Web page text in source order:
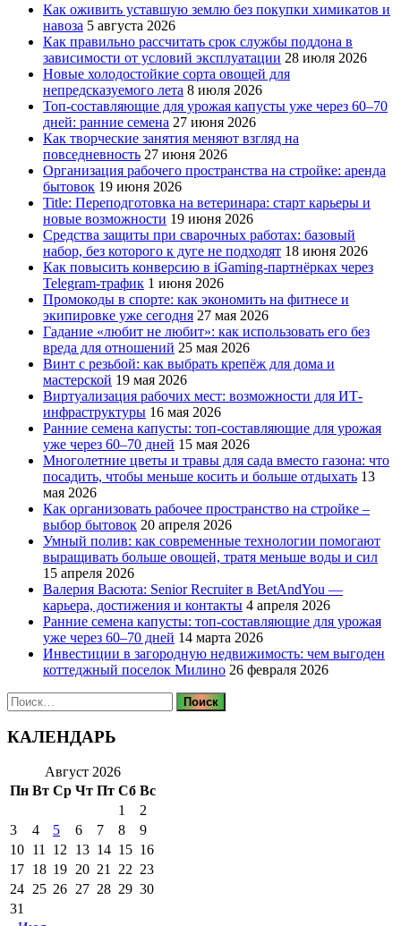
Как оживить уставшую землю без покупки химикатов и
навоза 5 августа 2026
Как правильно рассчитать срок службы поддона в
зависимости от условий эксплуатации 28 июля 2026
Новые холодостойкие сорта овощей для
непредсказуемого лета 8 июля 2026
Топ-составляющие для урожая капусты уже через 60–70
дней: ранние семена 27 июня 2026
Как творческие занятия меняют взгляд на
повседневность 27 июня 2026
Организация рабочего пространства на стройке: аренда
бытовок 19 июня 2026
Title: Переподготовка на ветеринара: старт карьеры и
новые возможности 19 июня 2026
Средства защиты при сварочных работах: базовый
набор, без которого к дуге не подходят 18 июня 2026
Как повысить конверсию в iGaming-партнёрках через
Telegram-трафик 1 июня 2026
Промокоды в спорте: как экономить на фитнесе и
экипировке уже сегодня 27 мая 2026
Гадание «любит не любит»: как использовать его без
вреда для отношений 25 мая 2026
Винт с резьбой: как выбрать крепёж для дома и
мастерской 19 мая 2026
Виртуализация рабочих мест: возможности для ИТ-
инфраструктуры 16 мая 2026
Ранние семена капусты: топ‑составляющие для урожая
уже через 60–70 дней 15 мая 2026
Многолетние цветы и травы для сада вместо газона: что
посадить, чтобы меньше косить и больше отдыхать 13
мая 2026
Как организовать рабочее пространство на стройке –
выбор бытовок 20 апреля 2026
Умный полив: как современные технологии помогают
выращивать больше овощей, тратя меньше воды и сил
15 апреля 2026
Валерия Васюта: Senior Recruiter в BetAndYou —
карьера, достижения и контакты 4 апреля 2026
Ранние семена капусты: топ‑составляющие для урожая
уже через 60–70 дней 14 марта 2026
Инвестиции в загородную недвижимость: чем выгоден
коттеджный поселок Милино 26 февраля 2026
Найти:
КАЛЕНДАРЬ
Август 2026
Пн Вт Ср Чт Пт Сб Вс
1
2
3
4 5 6 7 8
9
10 11 12 13 14 15 16
17 18 19 20 21 22 23
24 25 26 27 28 29 30
31